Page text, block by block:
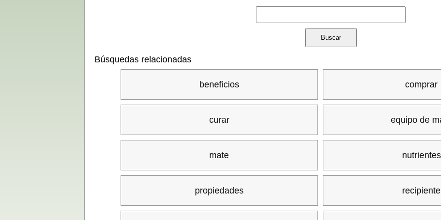
Búsquedas relacionadas
beneficios comprar
curar equipo de
mate nutrientes
propiedades recipiente